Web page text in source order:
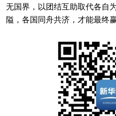
无国界，以团结互助取代各自
隘，各国同舟共济，才能最终